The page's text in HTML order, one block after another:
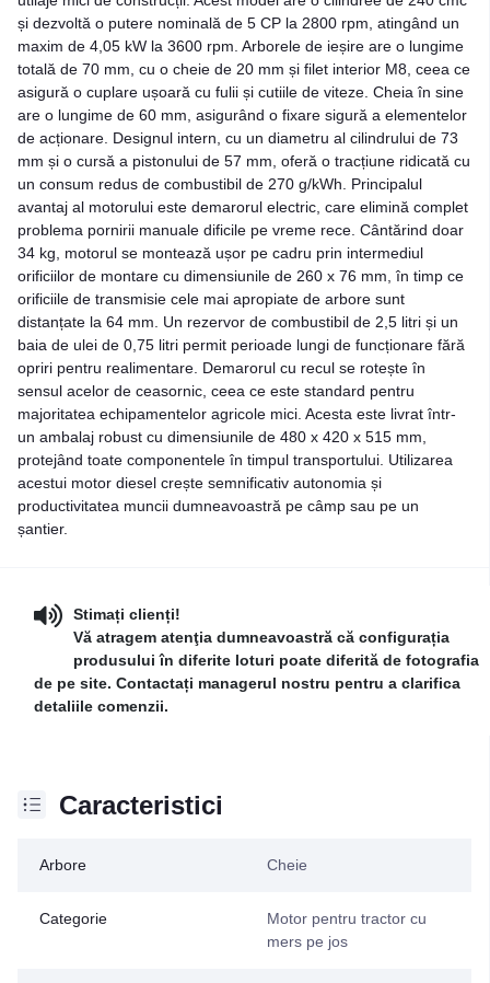
și dezvoltă o putere nominală de 5 CP la 2800 rpm, atingând un
maxim de 4,05 kW la 3600 rpm. Arborele de ieșire are o lungime
totală de 70 mm, cu o cheie de 20 mm și filet interior M8, ceea ce
asigură o cuplare ușoară cu fulii și cutiile de viteze. Cheia în sine
are o lungime de 60 mm, asigurând o fixare sigură a elementelor
de acționare. Designul intern, cu un diametru al cilindrului de 73
mm și o cursă a pistonului de 57 mm, oferă o tracțiune ridicată cu
un consum redus de combustibil de 270 g/kWh. Principalul
avantaj al motorului este demarorul electric, care elimină complet
problema pornirii manuale dificile pe vreme rece. Cântărind doar
34 kg, motorul se montează ușor pe cadru prin intermediul
orificiilor de montare cu dimensiunile de 260 x 76 mm, în timp ce
orificiile de transmisie cele mai apropiate de arbore sunt
distanțate la 64 mm. Un rezervor de combustibil de 2,5 litri și un
baia de ulei de 0,75 litri permit perioade lungi de funcționare fără
opriri pentru realimentare. Demarorul cu recul se rotește în
sensul acelor de ceasornic, ceea ce este standard pentru
majoritatea echipamentelor agricole mici. Acesta este livrat într-
un ambalaj robust cu dimensiunile de 480 x 420 x 515 mm,
protejând toate componentele în timpul transportului. Utilizarea
acestui motor diesel crește semnificativ autonomia și
productivitatea muncii dumneavoastră pe câmp sau pe un
șantier.
Stimați clienți!
Vă atragem atenţia dumneavoastră că configurația
produsului în diferite loturi poate diferită de fotografia
de pe site. Contactați managerul nostru pentru a clarifica
detaliile comenzii.
Caracteristici
Arbore Cheie
Categorie
Motor pentru tractor cu
mers pe jos